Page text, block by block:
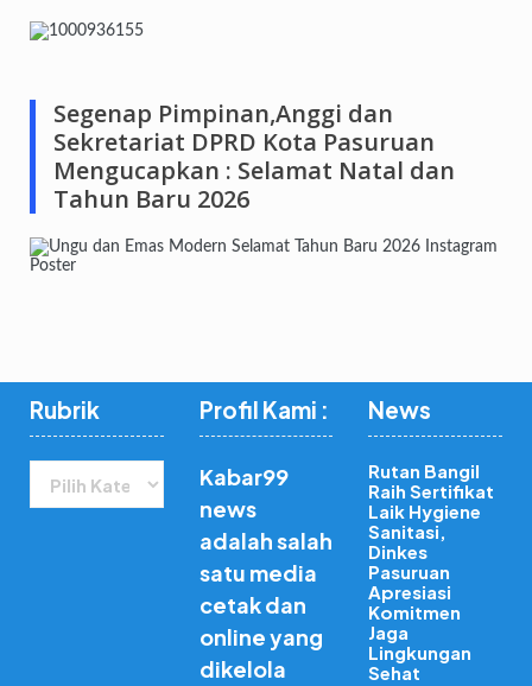
Segenap Pimpinan,Anggi dan
Sekretariat DPRD Kota Pasuruan
Mengucapkan : Selamat Natal dan
Tahun Baru 2026
Rubrik Profil Kami :
Kabar99
news
adalah salah
satu media
cetak dan
online yang
dikelola
News
Rutan Bangil
Raih Sertifikat
Laik Hygiene
Sanitasi,
Dinkes
Pasuruan
Apresiasi
Komitmen
Jaga
Lingkungan
Sehat